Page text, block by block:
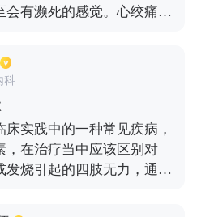
会有濒死的感觉。心绞痛症
激动的时候可以发生，但是
缓解。如果是不稳定型的心
但是程度更加严重，持续
科
实践中的一种常见疾病，
，在治疗当中应该区别对
烧引起的四肢无力，通过
疗，以免延误病情。第